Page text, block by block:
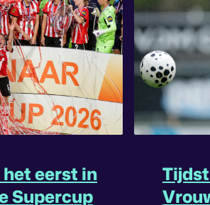
het eerst in
Supercup